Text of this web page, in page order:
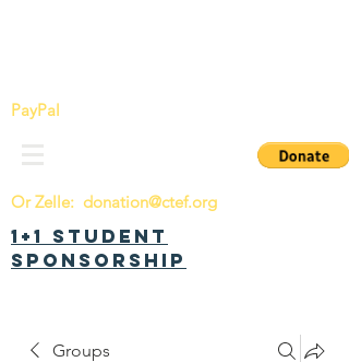
PayPal
Or Zelle: donation@ctef.org
1+1 Student
Sponsorship
Groups